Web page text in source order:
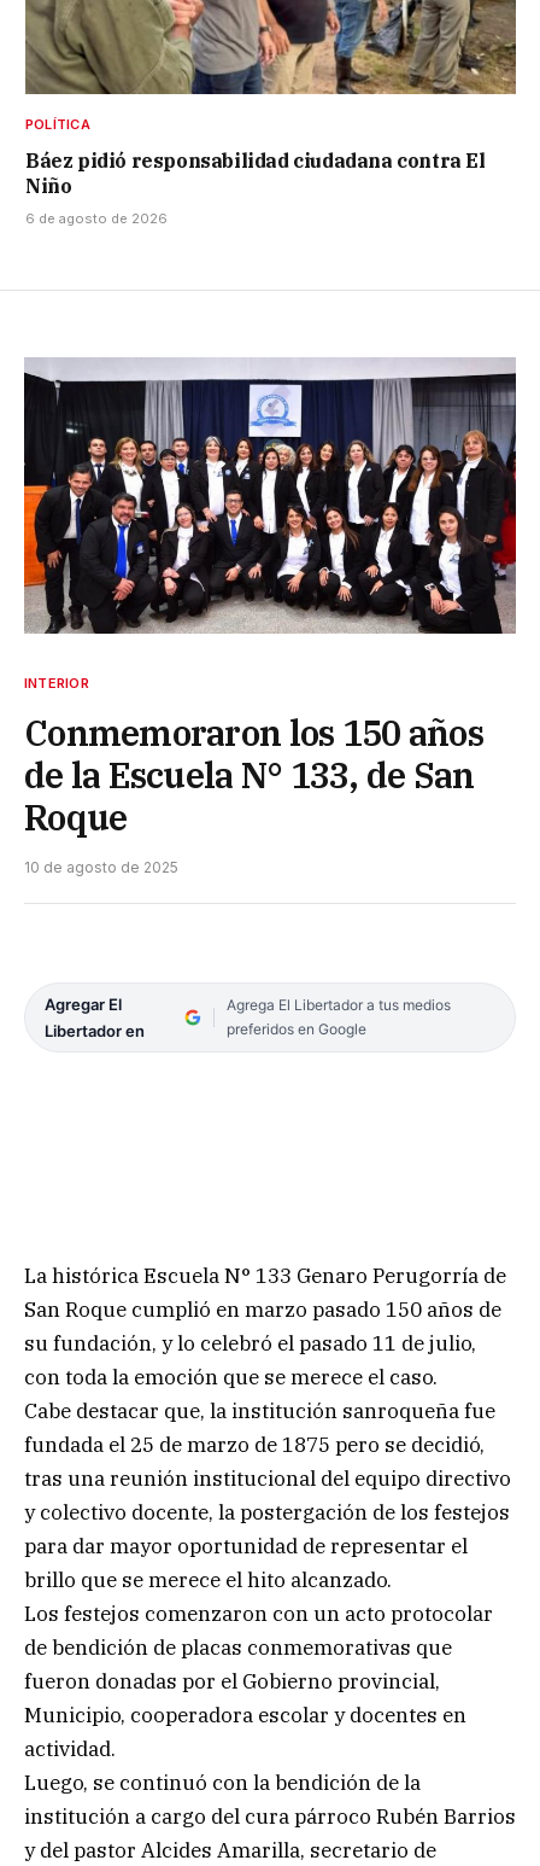
POLÍTICA
Báez pidió responsabilidad ciudadana contra El
Niño
6 de agosto de 2026
INTERIOR
Conmemoraron los 150 años
de la Escuela N° 133, de San
Roque
10 de agosto de 2025
Agregar El
Libertador en
Agrega El Libertador a tus medios
preferidos en Google
La histórica Escuela N° 133 Genaro Perugorría de
San Roque cumplió en marzo pasado 150 años de
su fundación, y lo celebró el pasado 11 de julio,
con toda la emoción que se merece el caso.
Cabe destacar que, la institución sanroqueña fue
fundada el 25 de marzo de 1875 pero se decidió,
tras una reunión institucional del equipo directivo
y colectivo docente, la postergación de los festejos
para dar mayor oportunidad de representar el
brillo que se merece el hito alcanzado.
Los festejos comenzaron con un acto protocolar
de bendición de placas conmemorativas que
fueron donadas por el Gobierno provincial,
Municipio, cooperadora escolar y docentes en
actividad.
Luego, se continuó con la bendición de la
institución a cargo del cura párroco Rubén Barrios
y del pastor Alcides Amarilla, secretario de